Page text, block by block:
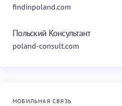
findinpoland.com
Польский Консультант
poland-consult.com
МОБИЛЬНАЯ СВЯЗЬ